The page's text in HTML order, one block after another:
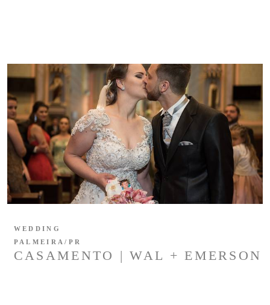
CASAMENTO | WAL + EMERSON
WEDDING
PALMEIRA/PR